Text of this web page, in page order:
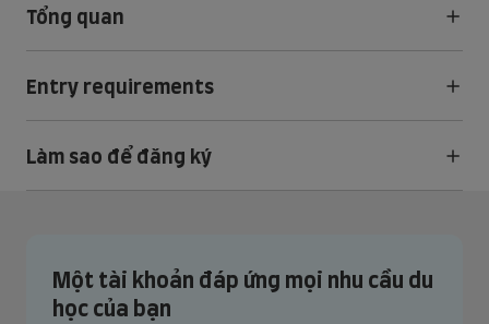
Tổng quan
Entry requirements
Làm sao để đăng ký
Một tài khoản đáp ứng mọi nhu cầu du
học của bạn